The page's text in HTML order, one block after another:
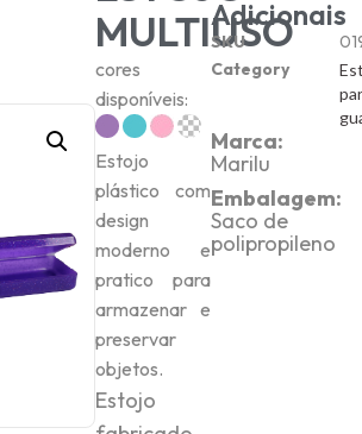
MULTIUSO
cores
disponíveis:
Estojo
plástico com
design
moderno e
pratico para
armazenar e
preservar
objetos.
Estojo
Adicionais
SKU
Category
Marca:
Marilu
Embalagem:
Saco de
polipropileno